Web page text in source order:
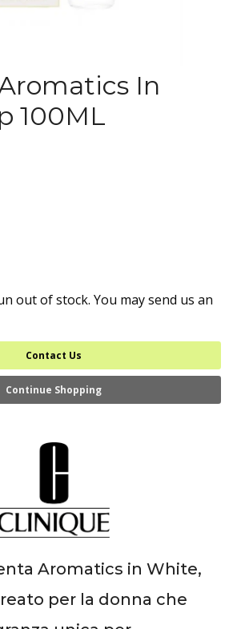
In
100ML
out of stock. You may send us an
Contact Us
Continue Shopping
Aromatics in White,
per la donna che